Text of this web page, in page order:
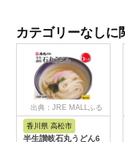
カテゴリーなしに
出典：JRE MALLふる
さと納税
香川県 高松市
半生讃岐石丸うどん6